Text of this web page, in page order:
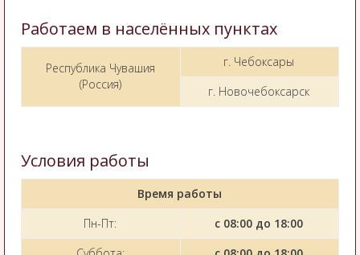
Работаем в населённых пунктах
Республика Чувашия
(Россия)
г. Чебоксары
г. Новочебоксарск
Условия работы
Время работы
Пн-Пт:
с 08:00 до 18:00